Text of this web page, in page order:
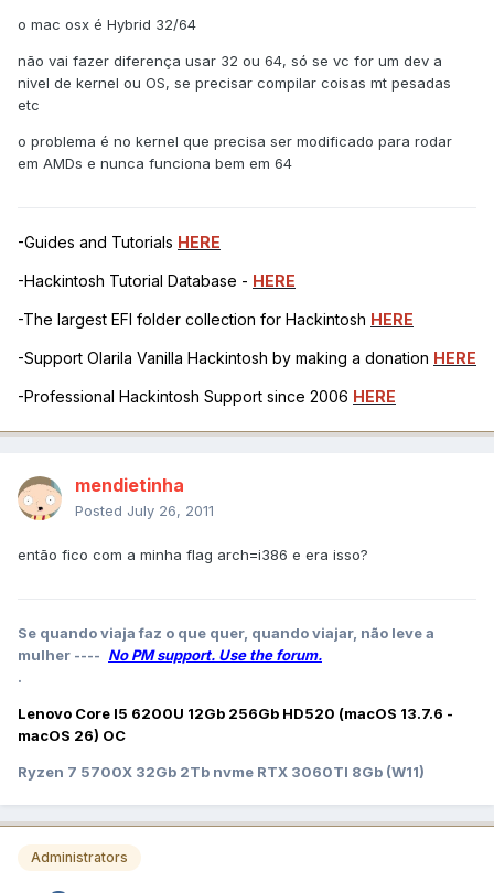
o mac osx é Hybrid 32/64
não vai fazer diferença usar 32 ou 64, só se vc for um dev a
nivel de kernel ou OS, se precisar compilar coisas mt pesadas
etc
o problema é no kernel que precisa ser modificado para rodar
em AMDs e nunca funciona bem em 64
-Guides and Tutorials HERE
-Hackintosh Tutorial Database - HERE
-The largest EFI folder collection for Hackintosh HERE
-Support Olarila Vanilla Hackintosh by making a donation HERE
-Professional Hackintosh Support since 2006 HERE
mendietinha
Posted July 26, 2011
então fico com a minha flag arch=i386 e era isso?
Se quando viaja faz o que quer, quando viajar, não leve a
mulher ---- No PM support. Use the forum.
.
Lenovo Core I5 6200U 12Gb 256Gb HD520 (macOS 13.7.6 -
macOS 26) OC
Ryzen 7 5700X 32Gb 2Tb nvme RTX 3060TI 8Gb (W11)
Administrators